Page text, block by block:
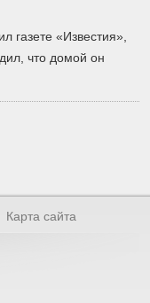
газете «Известия»,
что домой он
Карта сайта